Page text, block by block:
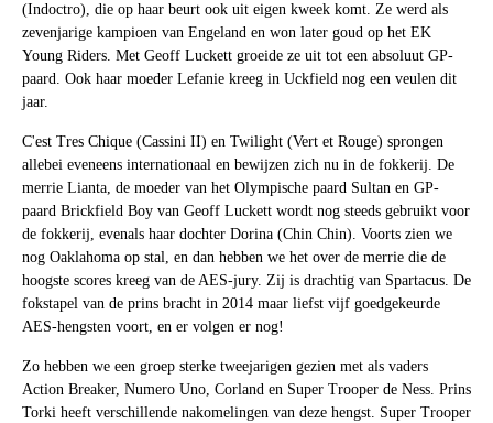
(Indoctro), die op haar beurt ook uit eigen kweek komt. Ze werd als
zevenjarige kampioen van Engeland en won later goud op het EK
Young Riders. Met Geoff Luckett groeide ze uit tot een absoluut GP-
paard. Ook haar moeder Lefanie kreeg in Uckfield nog een veulen dit
jaar.
C'est Tres Chique (Cassini II) en Twilight (Vert et Rouge) sprongen
allebei eveneens internationaal en bewijzen zich nu in de fokkerij. De
merrie Lianta, de moeder van het Olympische paard Sultan en GP-
paard Brickfield Boy van Geoff Luckett wordt nog steeds gebruikt voor
de fokkerij, evenals haar dochter Dorina (Chin Chin). Voorts zien we
nog Oaklahoma op stal, en dan hebben we het over de merrie die de
hoogste scores kreeg van de AES-jury. Zij is drachtig van Spartacus. De
fokstapel van de prins bracht in 2014 maar liefst vijf goedgekeurde
AES-hengsten voort, en er volgen er nog!
Zo hebben we een groep sterke tweejarigen gezien met als vaders
Action Breaker, Numero Uno, Corland en Super Trooper de Ness. Prins
Torki heeft verschillende nakomelingen van deze hengst. Super Trooper